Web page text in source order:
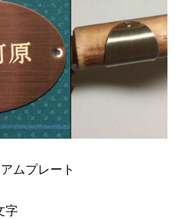
ムプレート
字